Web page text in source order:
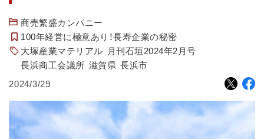
商売繁盛カンパニー
100年経営に極意あり！長寿企業の秘密
大塚産業マテリアル
月刊石垣2024年2月号
長浜商工会議所 滋賀県 長浜市
2024/3/29